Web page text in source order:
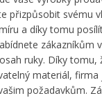
přizpůsobit svému
a díky tomu
zákazníkům
ruky. Díky tomu,
materiál, firma
požadavkům.